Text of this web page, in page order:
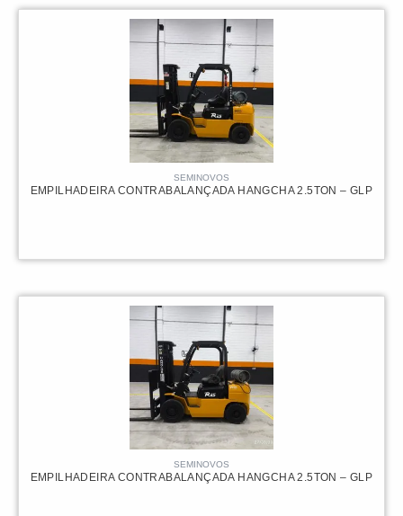
SEMINOVOS
EMPILHADEIRA CONTRABALANÇADA HANGCHA 2.5TON – GLP
SEMINOVOS
EMPILHADEIRA CONTRABALANÇADA HANGCHA 2.5TON – GLP